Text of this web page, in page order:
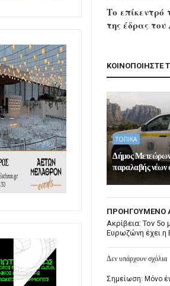
Το επίκεντρό
της έδρας του
ΚΟΙΝΟΠΟΙΗΣΤΕ
ΤΟΠΙΚΑ
Δήμος
παραλαβής νέων
ΠΡΟΗΓΟΥΜΕΝΟ
Ακρίβεια: Τον
Ευρωζώνη έχει η
Δεν υπάρχουν σχόλια
Σημείωση: Μόνο